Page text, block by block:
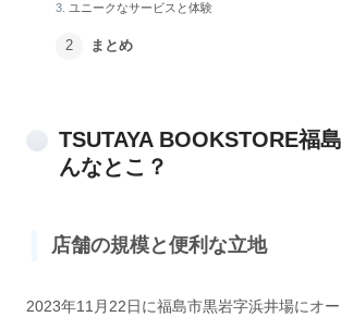
ユニークなサービスと体験
まとめ
TSUTAYA BOOKSTORE福
んなとこ？
店舗の規模と便利な立地
2023年11月22日に福島市黒岩字浜井場にオ